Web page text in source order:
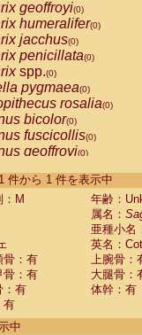
geoffroyi(0)
humeralifer(0)
jacchus(0)
penicillata(0)
spp.(0)
pygmaea(0)
rosalia(0)
bicolor(0)
fuscicollis(0)
geoffroyi(0)
labiatus(0)
leucopus (0)
nigricollis (0)
oedipus
weddelli
spp.
albifrons
件から 1 件を表示中
：M
年齢：
属名：
亜種小名
英名：
骨：有
上腕骨：
骨：有
大腿骨：
：有
体幹：有
有
中